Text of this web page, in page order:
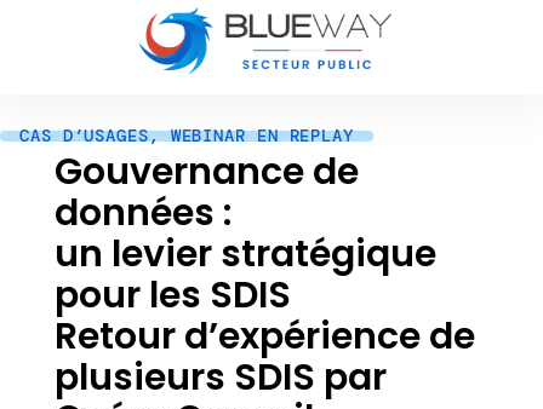
CAS D’USAGES,WEBINAR EN REPLAY
Gouvernance de
données :
un levier stratégique
pour les SDIS
Retour d’expérience de
plusieurs SDIS par